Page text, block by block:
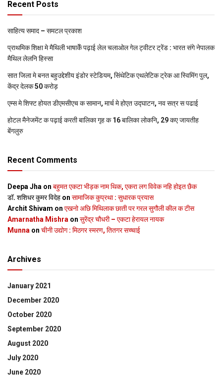
Recent Posts
साहित्य समाद – समटल प्रकाश
प्राथमिक शि‍क्षा मे मैथि‍ली भाषाकेँ पढ़ाई लेल चलाओल गेल ट्वीटर ट्रेंड : भारत संगे नेपालक
मैथिल लेलनि हिस्सा
सात जिला मे बनत बहुउद्देशीय इंडोर स्‍टेडि‍यम, सिंथेटिक एथलेटिक ट्रेक आ स्विमिंग पुल,
केंद्र देलक 50 करोड़
एम्स मे शिफ्ट होयत डीएमसीएच क सामान, मार्च मे होएत उद्घाटन, नव सत्र स पढाई
होटल मैनेजमेंट क पढ़ाई करती बालिका गृह क 16 बालिका लोकनि, 29 कए जायतीह
बेंगलुरु
Recent Comments
Deepa Jha on बहुमत एकटा भीड़क नाम थिक, एकरा लग विवेक नहि होइत छैक
डॉ. शशिधर कुमर विदेह on सामाजिक कुप्रथा : सुधारक प्रयास
Archit Shivam on एखनो अछि मिथिलाक छाती पर गरल सुगौली कील क टीस
Amarnatha Mishra on सुरेंद्र चौधरी – एकटा हेरायल नायक
Munna on चीनी उद्योग : मिठगर स्‍मरण, तितगर सच्‍चाई
Archives
January 2021
December 2020
October 2020
September 2020
August 2020
July 2020
June 2020